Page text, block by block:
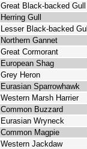
Great Black-backed Gull
Herring Gull
Lesser Black-backed Gull
Northern Gannet
Great Cormorant
European Shag
Grey Heron
Eurasian Sparrowhawk
Western Marsh Harrier
Common Buzzard
Eurasian Wryneck
Common Magpie
Western Jackdaw